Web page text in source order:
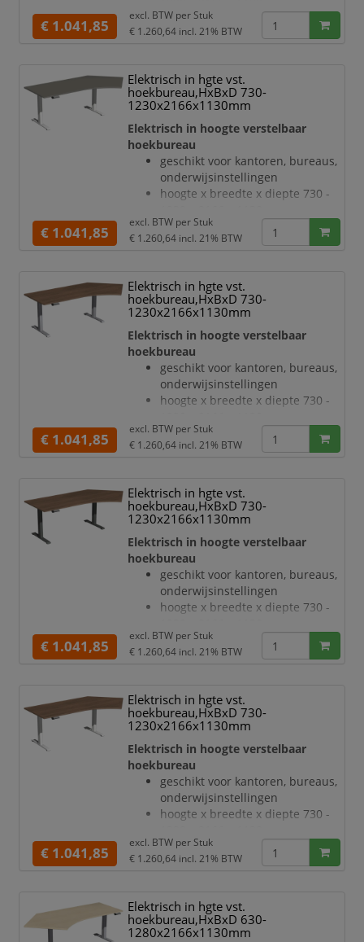
elektromotoren
Botsingbeschermin
blad van hout met
onderhoudsvriendelijke
bladdikte 25 mm
draagvermogen 120 kg
geluidsniveau van 42 dB
T-voetonderstel van staal met
slag- en krasvaste poedercoating
in antraciet
hoogteverstelling via 2
elektromotoren
Botsingbescherming
hef
€ 1.041,85
excl. BTW per Stuk
€ 1.260,64 incl. 21% BTW
Elektrisch in hgte vst.
hoekbureau,HxBxD 730-
1230x2166x1130mm
Elektrisch in hoogte verstelbaar
hoekbureau
geschikt voor kantoren, bureaus,
onderwijsinstellingen
hoogte x breedte x diepte 730 -
blad van hout met
onderhoudsvriendelijke
bladdikte 25 mm
draagvermogen 120 kg
geluidsniveau van 42 dB
T-voetonderstel van staal met
slag- en krasvaste poedercoating
in wit
hoogteverstelling via 2
elektromotoren
Botsingbescherming
hefsnelhe
€ 1.041,85
excl. BTW per Stuk
€ 1.260,64 incl. 21% BTW
Elektrisch in hgte vst.
hoekbureau,HxBxD 730-
1230x2166x1130mm
Elektrisch in hoogte verstelbaar
hoekbureau
geschikt voor kantoren, bureaus,
onderwijsinstellingen
hoogte x breedte x diepte 730 -
blad van hout met
onderhoudsvriendelijke
bladdikte 25 mm
draagvermogen 120 kg
geluidsniveau van 42 dB
T-voetonderstel van staal met
slag- en krasvaste poedercoating
in zilverkleurig
hoogteverstelling via 2
elektromotoren
Botsingbeschermin
€ 1.041,85
excl. BTW per Stuk
€ 1.260,64 incl. 21% BTW
Elektrisch in hgte vst.
hoekbureau,HxBxD 730-
1230x2166x1130mm
Elektrisch in hoogte verstelbaar
hoekbureau
geschikt voor kantoren, bureaus,
onderwijsinstellingen
hoogte x breedte x diepte 730 -
blad van hout met
onderhoudsvriendelijke
bladdikte 25 mm
draagvermogen 120 kg
geluidsniveau van 42 dB
T-voetonderstel van staal met
slag- en krasvaste poedercoating
in antraciet
hoogteverstelling via 2
elektromotoren
Botsingbescherming
hef
€ 1.041,85
excl. BTW per Stuk
€ 1.260,64 incl. 21% BTW
Elektrisch in hgte vst.
hoekbureau,HxBxD 730-
1230x2166x1130mm
Elektrisch in hoogte verstelbaar
hoekbureau
geschikt voor kantoren, bureaus,
onderwijsinstellingen
hoogte x breedte x diepte 730 -
blad van hout met
onderhoudsvriendelijke
bladdikte 25 mm
draagvermogen 120 kg
€ 1.041,85
excl. BTW per Stuk
€ 1.260,64 incl. 21% BTW
Elektrisch in hgte vst.
hoekbureau,HxBxD 630-
1280x2166x1130mm